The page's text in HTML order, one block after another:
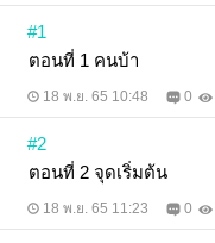
#1
ตอนที่ 1 คนบ้า
18 พ.ย. 65 10:48 0
#2
ตอนที่ 2 จุดเริ่มต้น
18 พ.ย. 65 11:23 0